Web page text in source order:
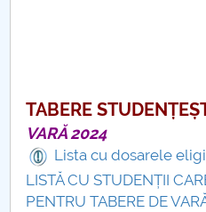
Études doctorales
Comisie de etica
Evenimente CUP
TABERE
VARĂ 2024
Lista cu dosarele
LISTĂ CU STUDENȚII
PENTRU TABERE DE